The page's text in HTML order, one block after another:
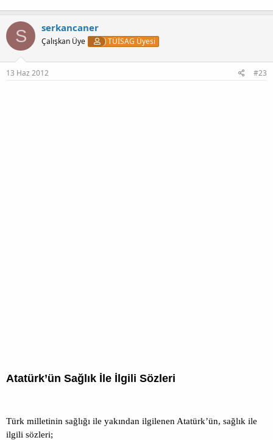
S serkancaner
Çalışkan Üye TÜİSAG Üyesi
13 Haz 2012 #23
Atatürk’ün Sağlık İle İlgili Sözleri
Türk milletinin sağlığı ile yakından ilgilenen Atatürk’ün, sağlık ile
ilgili sözleri;